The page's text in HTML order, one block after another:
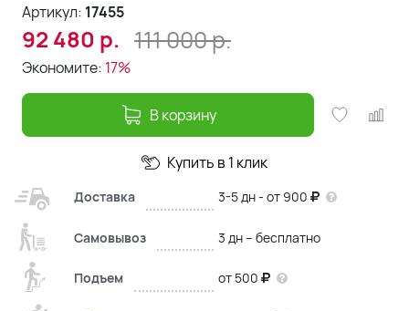
Артикул: 17455
92 480 р. 111 000р.
Экономите: 17%
В корзину
Купить в 1 клик
Доставка 3-5 дн - от 900
Самовывоз 3 дн – бесплатно
Подъем от 500